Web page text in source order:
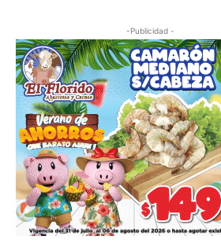
-Publicidad -